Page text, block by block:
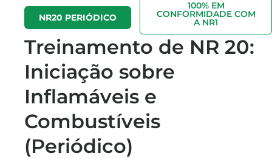
NR20 PERIÓDICO
100% EM
CONFORMIDADE COM
A NR1
Treinamento de NR 20:
Iniciação sobre
Inflamáveis e
Combustíveis
(Periódico)